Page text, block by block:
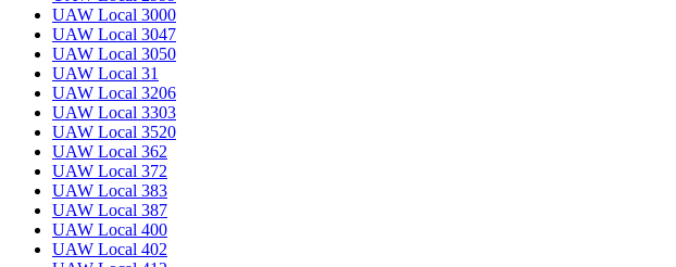
UAW Local 3000
UAW Local 3047
UAW Local 3050
UAW Local 31
UAW Local 3206
UAW Local 3303
UAW Local 3520
UAW Local 362
UAW Local 372
UAW Local 383
UAW Local 387
UAW Local 400
UAW Local 402